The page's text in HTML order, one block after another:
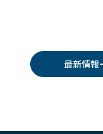
最新情報